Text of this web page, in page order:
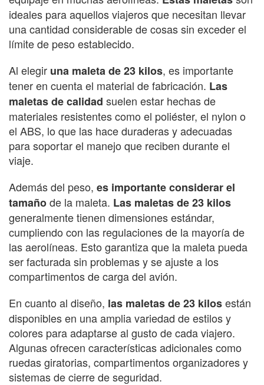
ideales para aquellos viajeros que necesitan llevar
una cantidad considerable de cosas sin exceder el
límite de peso establecido.
Al elegir una maleta de 23 kilos, es importante
tener en cuenta el material de fabricación. Las
maletas de calidad suelen estar hechas de
materiales resistentes como el poliéster, el nylon o
el ABS, lo que las hace duraderas y adecuadas
para soportar el manejo que reciben durante el
viaje.
Además del peso, es importante considerar el
tamañode la maleta. Las maletas de 23 kilos
generalmente tienen dimensiones estándar,
cumpliendo con las regulaciones de la mayoría de
las aerolíneas. Esto garantiza que la maleta pueda
ser facturada sin problemas y se ajuste a los
compartimentos de carga del avión.
En cuanto al diseño, las maletas de 23 kilosestán
disponibles en una amplia variedad de estilos y
colores para adaptarse al gusto de cada viajero.
Algunas ofrecen características adicionales como
ruedas giratorias, compartimentos organizadores y
sistemas de cierre de seguridad.